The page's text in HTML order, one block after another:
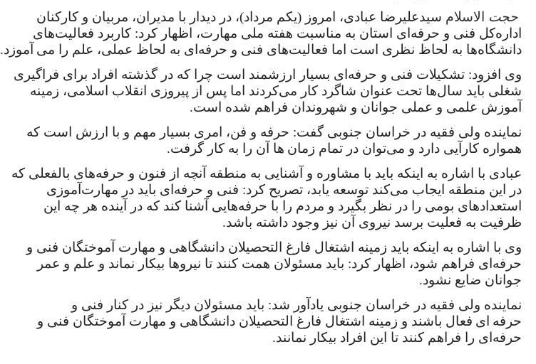
حجت الاسلام سیدعلیرضا عبادی، امروز (یکم مرداد)، در دیدار با مدیران، مربیان و کارکنان
اداره‌کل فنی و حرفه‌ای استان به مناسبت هفته ملی مهارت، اظهار کرد: کاربرد فعالیت‌های
دانشگاه‌ها به لحاظ نظری است اما فعالیت‌های فنی و حرفه‌ای به لحاظ عملی، علم را می ‌آموزد.
وی افزود: تشکیلات فنی و حرفه‌ای بسیار ارزشمند است چرا که در گذشته افراد برای فراگیری
شغلی باید سال‌ها تحت عنوان شاگرد کار می‌کردند اما پس از پیروزی انقلاب اسلامی، زمینه
آموزش علمی و عملی جوانان و شهروندان فراهم شده است.
نماینده ولی فقیه در خراسان جنوبی گفت: حرفه و فن، امری بسیار مهم و با ارزش است که
همواره کارآیی دارد و می‌توان در تمام زمان ‌ها آن را به کار گرفت.
عبادی با اشاره به اینکه باید با مشاوره و آشنایی به منطقه آنچه از فنون و حرفه‌های بالفعلی که
در این منطقه ایجاب می‌کند توسعه یابد، تصریح کرد: فنی و حرفه‌ای باید در مهارت‌آموزی
استعدادهای بومی را در نظر بگیرد و مردم را با حرفه‌هایی آشنا کند که در آینده هر چه این
ظرفیت به فعلیت برسد نیروی آن نیز وجود داشته باشد.
وی با اشاره به اینکه باید زمینه اشتغال فارغ التحصیلان دانشگاهی و مهارت آموختگان فنی و
حرفه‌ای فراهم شود، اظهار کرد: باید مسئولان همت کنند تا نیروها بیکار نماند و علم و عمر
جوانان ضایع نشود.
نماینده ولی فقیه در خراسان جنوبی یادآور شد: باید مسئولان دیگر نیز در کنار فنی و
حرفه ‌ای فعال باشند و زمینه اشتغال فارغ التحصیلان دانشگاهی و مهارت آموختگان فنی و
حرفه‌ای را فراهم کنند تا این افراد بیکار نمانند.